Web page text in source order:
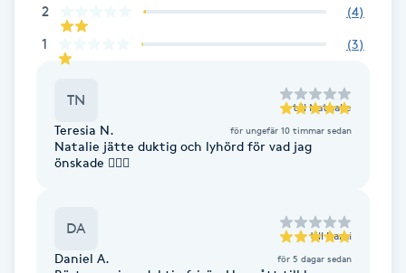
Huduppstramning
Hyaluronsyra
2 (4)
1 (3)
TN till Nathalie
Teresia N. för ungefär 10 timmar sedan
Natalie jätte duktig och lyhörd för vad jag
önskade 👌🏻🤩
DA till Rami
Daniel A. för 5 dagar sedan